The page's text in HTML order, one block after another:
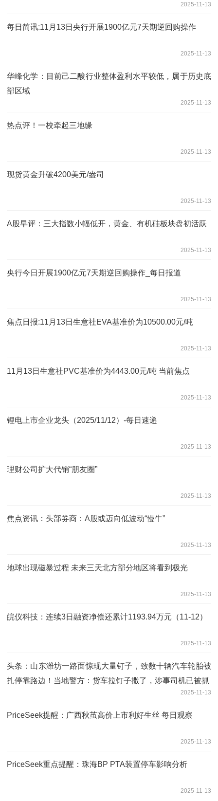
2025-11-13
每日简讯:11月13日央行开展1900亿元7天期逆回购操作
2025-11-13
华峰化学：目前己二酸行业整体盈利水平较低，属于历史底
部区域
2025-11-13
热点评！一校牵起三地缘
2025-11-13
现货黄金升破4200美元/盎司
2025-11-13
A股早评：三大指数小幅低开，黄金、有机硅板块盘初活跃
2025-11-13
央行今日开展1900亿元7天期逆回购操作_每日报道
2025-11-13
焦点日报:11月13日生意社EVA基准价为10500.00元/吨
2025-11-13
11月13日生意社PVC基准价为4443.00元/吨 当前焦点
2025-11-13
锂电上市企业龙头（2025/11/12）-每日速递
2025-11-13
理财公司扩大代销“朋友圈”
2025-11-13
焦点资讯：头部券商：A股或迈向低波动“慢牛”
2025-11-13
地球出现磁暴过程 未来三天北方部分地区将看到极光
2025-11-13
皖仪科技：连续3日融资净偿还累计1193.94万元（11-12）
2025-11-13
头条：山东潍坊一路面惊现大量钉子，致数十辆汽车轮胎被
扎停靠路边！当地警方：货车拉钉子撒了，涉事司机已被抓
2025-11-13
PriceSeek提醒：广西秋茧高价上市利好生丝 每日观察
2025-11-13
PriceSeek重点提醒：珠海BP PTA装置停车影响分析
2025-11-13